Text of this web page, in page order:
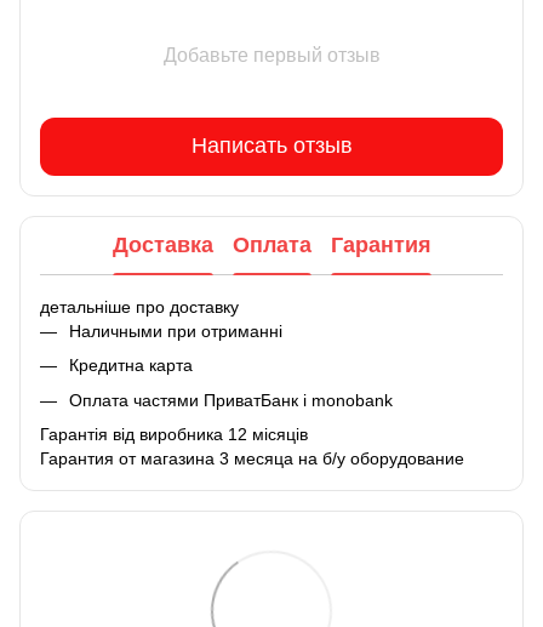
Добавьте первый отзыв
Написать отзыв
Доставка Оплата Гарантия
детальніше про доставку
Наличными при отриманні
Кредитна карта
Оплата частями ПриватБанк і monobank
Гарантія від виробника 12 місяців
Гарантия от магазина 3 месяца на б/у оборудование